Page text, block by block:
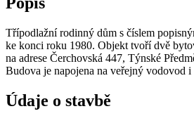
Třípodlažní rodinný dům s číslem
ke konci roku 1980. Objekt tvoří dvě
na adrese Čerchovská 447, Týnské
Budova je napojena na veřejný vodovod
Údaje o stavbě